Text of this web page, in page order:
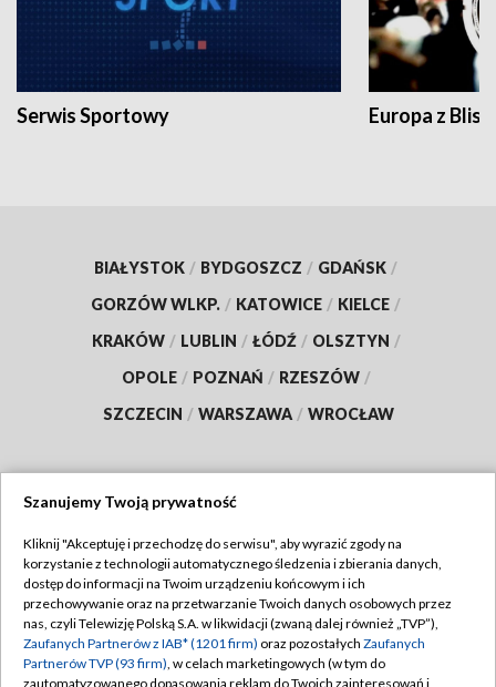
Serwis Sportowy Europa z
BIAŁYSTOK / BYDGOSZCZ / GDAŃSK /
GORZÓW WLKP. / KATOWICE / KIELCE /
KRAKÓW / LUBLIN / ŁÓDŹ / OLSZTYN /
OPOLE / POZNAŃ / RZESZÓW /
SZCZECIN / WARSZAWA / WROCŁAW
TVP
Abonament TVP
Emisja w TVP
Centrum informacji TVP
Regulamin TVP
Polityka prywatności
Moje zgody
Szanujemy Twoją prywatność
Kliknij "Akceptuję i przechodzę do serwisu", aby wyrazić zgody na
korzystanie z technologii automatycznego śledzenia i zbierania danych,
dostęp do informacji na Twoim urządzeniu końcowym i ich
przechowywanie oraz na przetwarzanie Twoich danych osobowych przez
nas, czyli Telewizję Polską S.A. w likwidacji (zwaną dalej również „TVP”),
Zaufanych Partnerów z IAB* (1201 firm) oraz pozostałych Zaufanych
Partnerów TVP (93 firm), w celach marketingowych (w tym do
zautomatyzowanego dopasowania reklam do Twoich zainteresowań i